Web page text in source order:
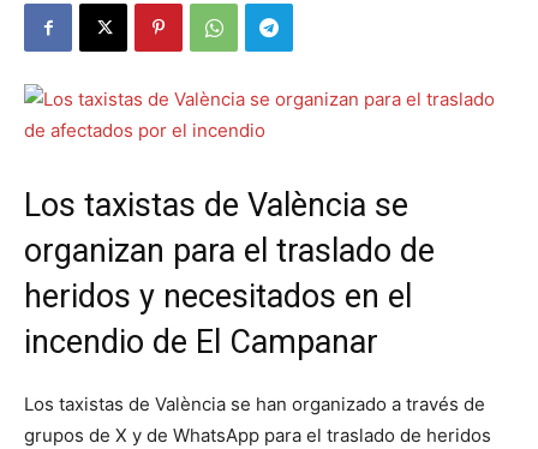
Los taxistas de València se
organizan para el traslado de
heridos y necesitados en el
incendio de El Campanar
Los taxistas de València se han organizado a través de
grupos de X y de WhatsApp para el traslado de heridos